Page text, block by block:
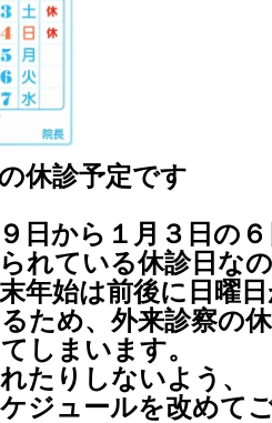
休診予定です
日から１月３日の
れている休診日な
年始は前後に日曜
ため、外来診察の
しまいます。
たりしないよう、
ジュールを改めて